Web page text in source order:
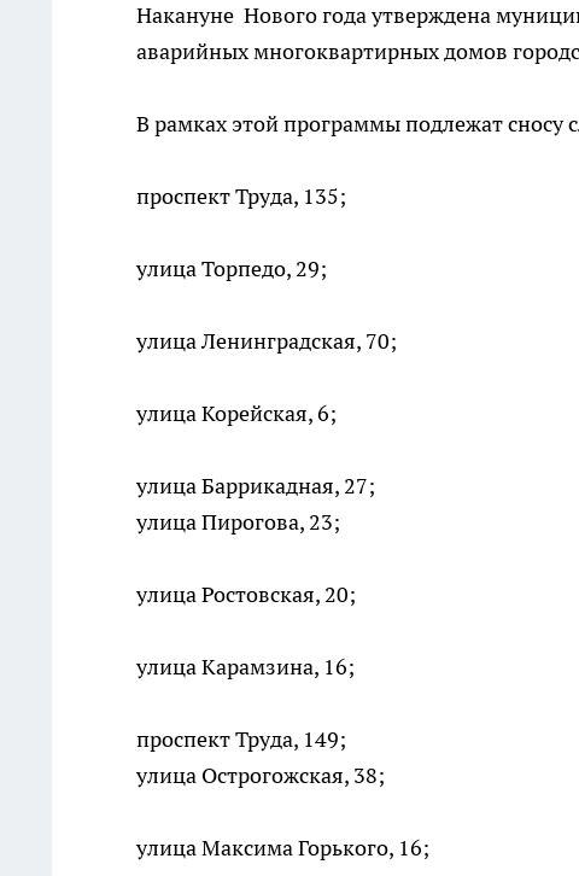
Накануне Нового года утверждена
аварийных многоквартирных домов
В рамках этой программы подлежат сносу
проспект Труда, 135;
улица Торпедо, 29;
улица Ленинградская, 70;
улица Корейская, 6;
улица Баррикадная, 27;
улица Пирогова, 23;
улица Ростовская, 20;
улица Карамзина, 16;
проспект Труда, 149;
улица Острогожская, 38;
улица Максима Горького, 16;